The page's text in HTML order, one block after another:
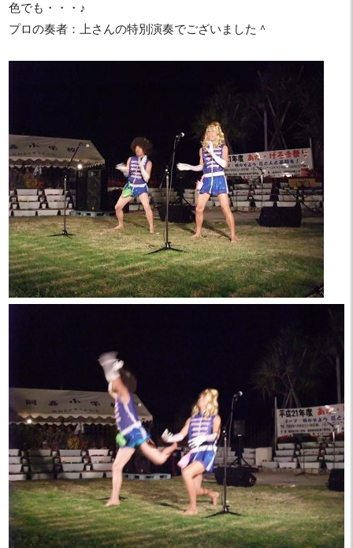
色でも・・・♪
プロの奏者：上さんの特別演奏でございました＾